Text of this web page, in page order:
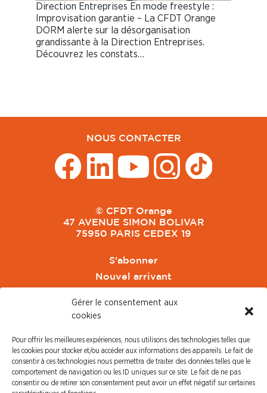
Gérer le consentement aux
cookies
Pour offrir les meilleures expériences, nous utilisons des technologies telles que
les cookies pour stocker et/ou accéder aux informations des appareils. Le fait de
consentir à ces technologies nous permettra de traiter des données telles que le
comportement de navigation ou les ID uniques sur ce site. Le fait de ne pas
consentir ou de retirer son consentement peut avoir un effet négatif sur certaines
Direction Entreprises En mode freestyle :
Improvisation garantie – La CFDT Orange
DORM alerte sur la désorganisation
grandissante à la Direction Entreprises.
Découvrez les constats…
NOUS CONTACTER
© CFDT Orange
47 AVENUE SIMON BOLIVAR
75950 PARIS CEDEX 19
S'abonner
Nouvel arrivant
CFDT Cadres
CFDT Retraités
L'UFFA